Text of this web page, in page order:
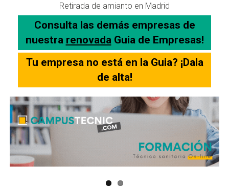
Retirada de amianto en Madrid
Consulta las demás empresas de
nuestra renovadaGuia de Empresas!
Tu empresa no está en la Guia? ¡Dala
de alta!